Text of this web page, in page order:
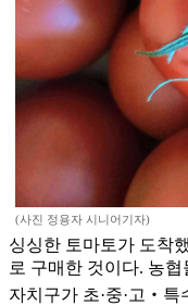
(사진 정용자 시니어기자)
싱싱한 토마토가 도착
로 구매한 것이다. 농
자치구가 초·중·고‧